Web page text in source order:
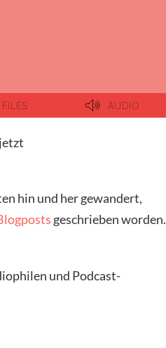
hin und her gewandert,
geschrieben worden.
und Podcast-